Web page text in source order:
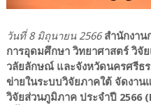
วันที่ 8 มิถุนายน 2566 สำนักงาน
การอุดมศึกษา วิทยาศาสตร์ วิจั
วลัยลักษณ์ และจังหวัดนครศรีธ
ข่ายในระบบวิจัยภาคใต้ จัดงาน
วิจัยส่วนภูมิภาค ประจำปี 2566